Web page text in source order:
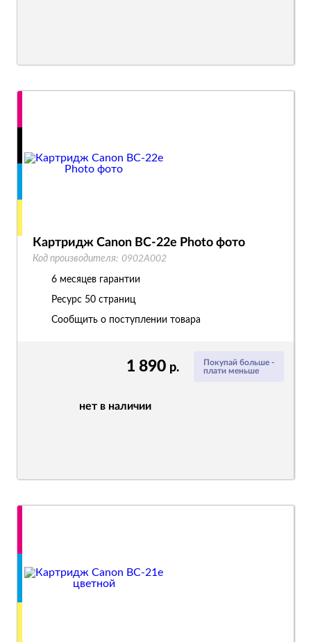
Покупай больше -
плати меньше
1 890 р.
нет в наличии
Картридж Canon BC-22e Photo фото
Код производителя: 0902A002
6 месяцев гарантии
Ресурс 50 страниц
Сообщить о поступлении товара